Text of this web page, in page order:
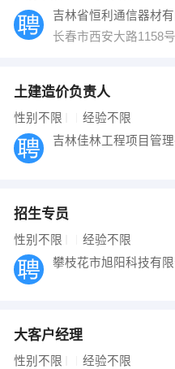
吉林省恒利通信器材
长春市西安大路1158
土建造价负责人
性别不限 经验不限
吉林佳林工程项目管
招生专员
性别不限 经验不限
攀枝花市旭阳科技有限
大客户经理
性别不限 经验不限